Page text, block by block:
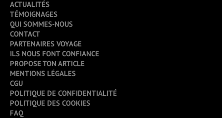
ACTUALITÉS
TÉMOIGNAGES
QUI SOMMES-NOUS
CONTACT
PARTENAIRES VOYAGE
ILS NOUS FONT CONFIANCE
PROPOSE TON ARTICLE
MENTIONS LÉGALES
CGU
POLITIQUE DE CONFIDENTIALITÉ
POLITIQUE DES COOKIES
FAQ